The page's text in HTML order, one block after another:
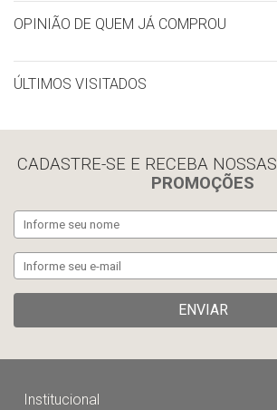
OPINIÃO DE QUEM JÁ COMPROU
ÚLTIMOS VISITADOS
CADASTRE-SE E RECEBA NOSSAS
PROMOÇÕES
ENVIAR
Institucional